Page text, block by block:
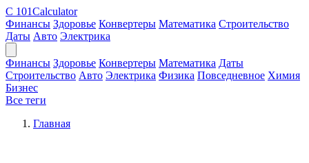
C 101Calculator
Финансы Здоровье Конвертеры Математика Строительство
Даты Авто Электрика
Финансы Здоровье Конвертеры Математика Даты
Строительство Авто Электрика Физика Повседневное Химия
Бизнес
Все теги
Главная